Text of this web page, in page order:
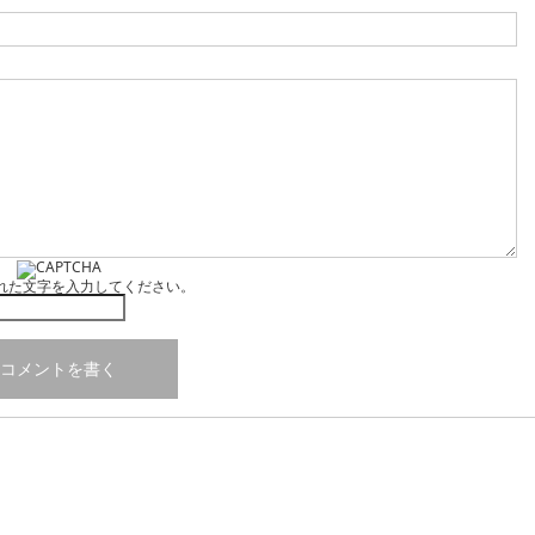
た文字を入力してください。